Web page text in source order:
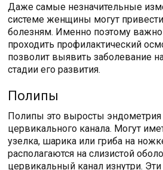
Даже самые незначительные
системе женщины могут
болезням. Именно поэтому важно
проходить профилактический
позволит выявить заболевание
стадии его развития.
Полипы
Полипы это выросты эндометрия
цервикального канала. Могут
узелка, шарика или гриба на
располагаются на слизистой
цервикальный канал изнутри.